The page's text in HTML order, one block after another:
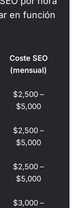
en función
Coste SEO
(mensual)
$2,500 –
$5,000
$2,500 –
$5,000
$2,500 –
$5,000
$3,000 –